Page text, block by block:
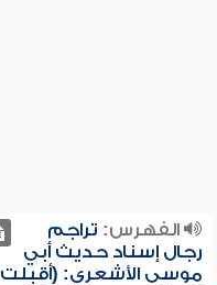
الفهرس: تراجم
رجال إسناد حديث أبي
موسى الأشعري: (أقبلت